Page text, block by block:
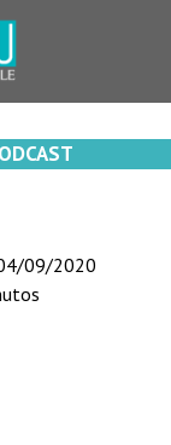
09/2020